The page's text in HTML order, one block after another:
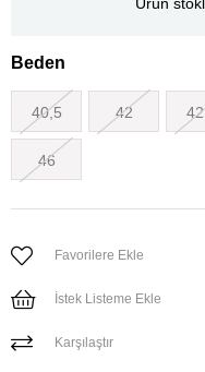
Ürün
Beden
40,5 42
46
Favorilere Ekle
İstek Listeme Ekle
Karşılaştır